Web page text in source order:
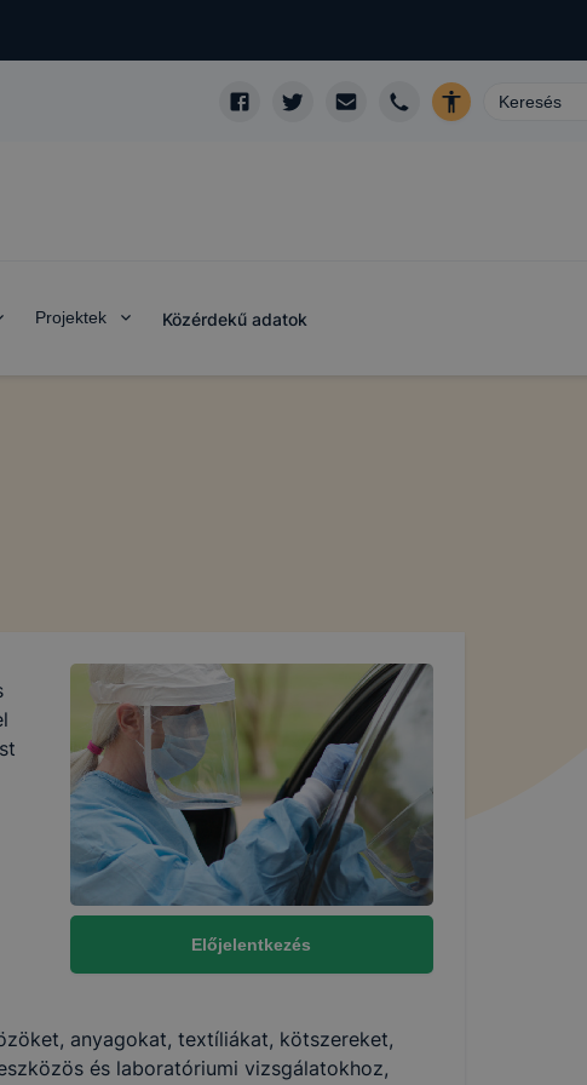
Projektek Közérdekű adatok
Előjelentkezés
anyagokat, textíliákat, kötszereket,
és laboratóriumi vizsgálatokhoz,
a
a
így
cookie-kat
részeit